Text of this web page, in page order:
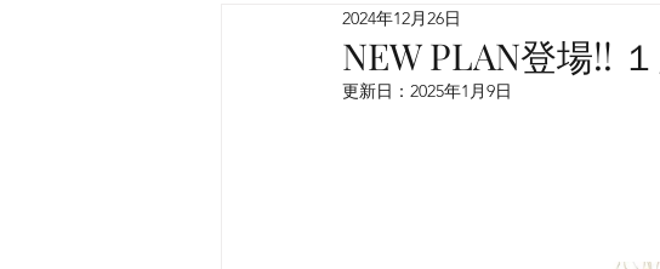
NEW PLAN登場!!
2024年12月26日
更新日： 2025年1月9日